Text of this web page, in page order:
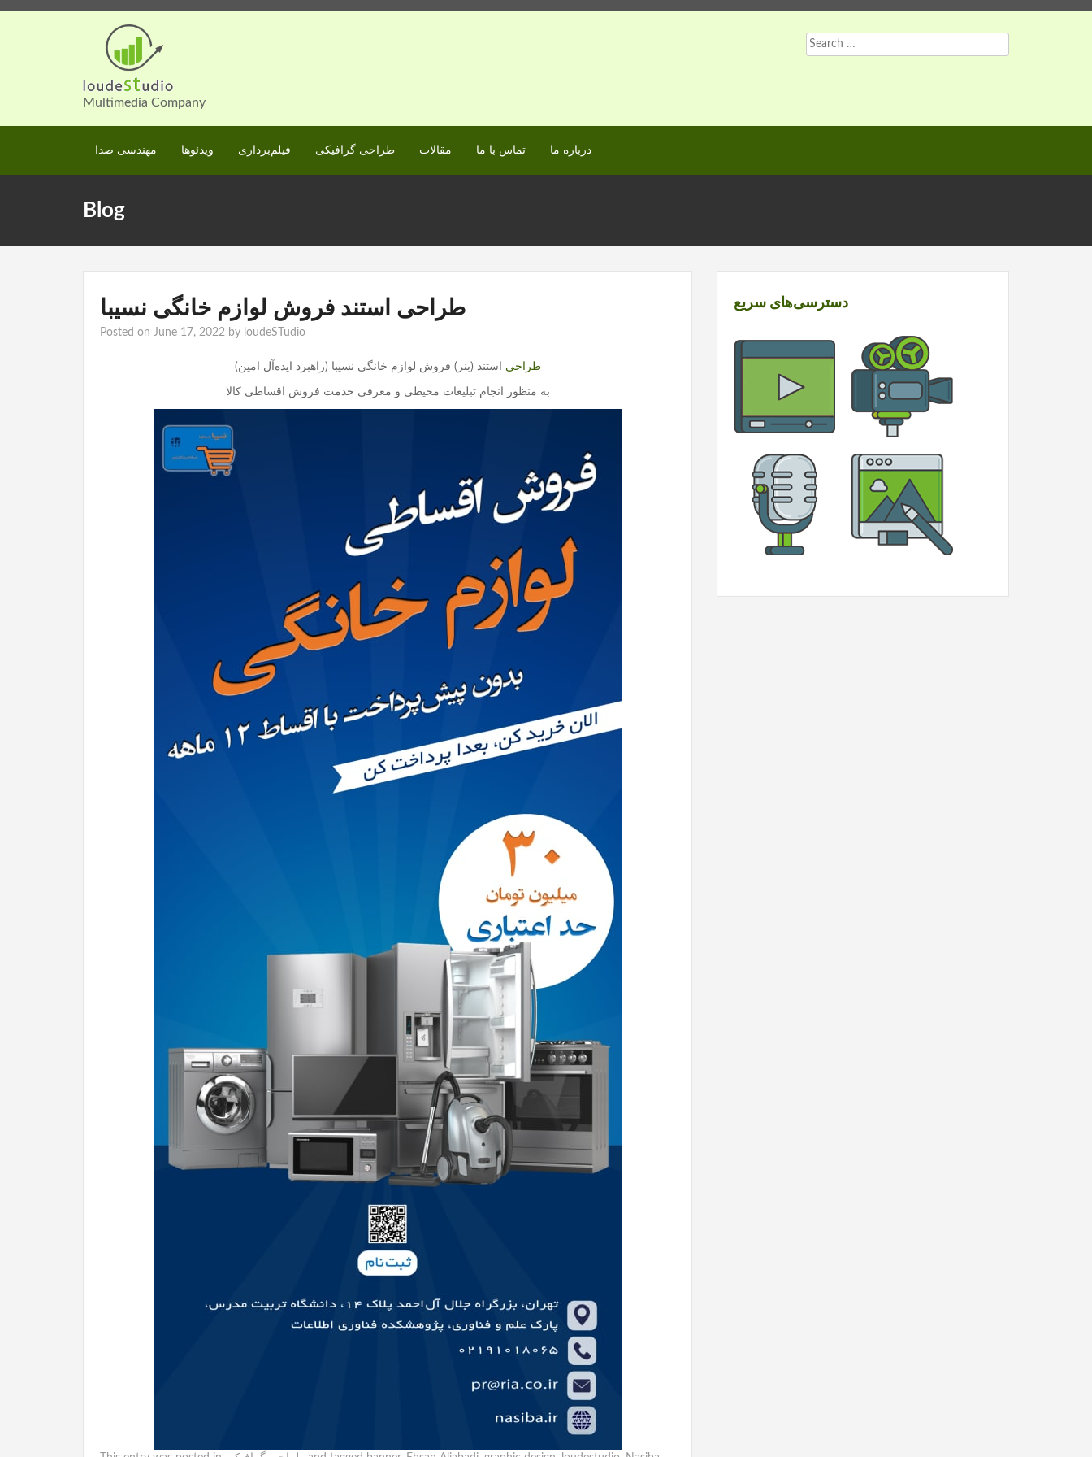
Multimedia Company
Search
for:
مهندسی صدا ویدئوها فیلم‌برداری طراحی گرافیکی مقالات تماس با ما درباره ما
Blog
طراحی استند فروش لوازم خانگی نسیبا
Posted on June 17, 2022 by loudeSTudio
طراحی استند (بنر) فروش لوازم خانگی نسیبا (راهبرد ایده‌آل امین)
به منظور انجام تبلیغات محیطی و معرفی خدمت فروش اقساطی کالا
دسترسی‌های سریع